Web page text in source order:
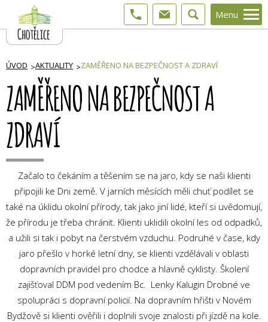
Menu
ÚVOD AKTUALITY ZAMĚŘENO NA BEZPEČNOST A ZDRAVÍ
ZAMĚŘENO NA BEZPEČNOST A
ZDRAVÍ
Začalo to čekáním a těšením se na jaro, kdy se naši klienti
připojili ke Dni země. V jarních měsících měli chuť podílet se
také na úklidu okolní přírody, tak jako jiní lidé, kteří si uvědomují,
že přírodu je třeba chránit. Klienti uklidili okolní les od odpadků,
a užili si tak i pobyt na čerstvém vzduchu. Podruhé v čase, kdy
jaro přešlo v horké letní dny, se klienti vzdělávali v oblasti
dopravních pravidel pro chodce a hlavně cyklisty. Školení
zajišťoval DDM pod vedením Bc. Lenky Kalugin Drobné ve
spolupráci s dopravní policií. Na dopravním hřišti v Novém
Bydžově si klienti ověřili i doplnili svoje znalosti při jízdě na kole.